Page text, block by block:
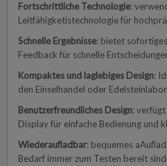
Fortschrittliche Technologie:
Leitfähigketistechnologie für
Schnelle Ergebnisse: bietet
Feedback für schnelle
Kompaktes und laglebiges Design:
den Einselhandel oder
Benutzerfreundliches Design:
Display für einfache Bedienung und
Wiederaufladbar: bequemes
Bedarf immer zum Testen bereit sind.